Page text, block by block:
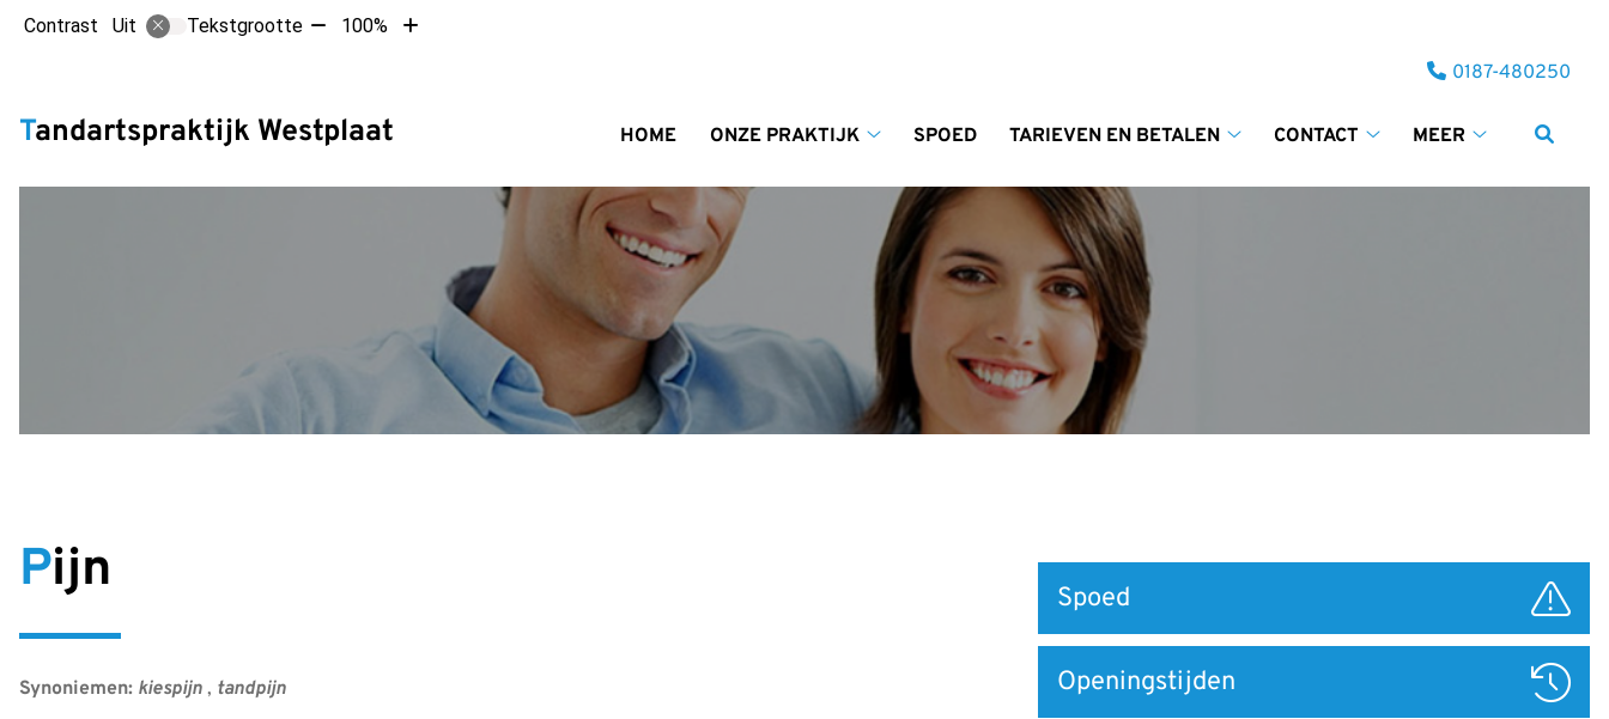
Contrast Uit Tekstgrootte Tekst100%
Tekst
Tandartspraktijk Westplaat HOME
ONZE PRAKTIJK
praktijk
submenu
SPOED
TARIEVEN EN BETALEN
en
CONTACT
submenu
MEER
submenu
Tel:
0187-480250
Pijn
Synoniemen: kiespijn , tandpijn
naar
Spoed
Openingstijden